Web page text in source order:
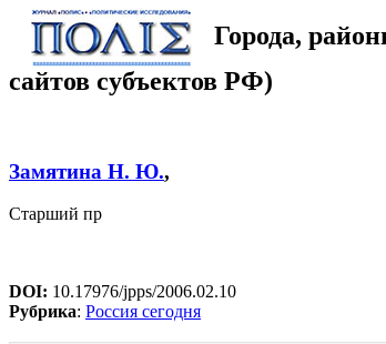
Города,
сайтов субъектов РФ)
Замятина Н. Ю.,
Старший пр
DOI: 10.17976/jpps/2006.02.10
Рубрика: Россия сегодня